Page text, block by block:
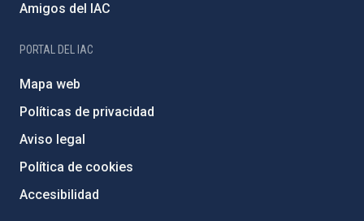
Amigos del IAC
PORTAL DEL IAC
Mapa web
Políticas de privacidad
Aviso legal
Política de cookies
Accesibilidad